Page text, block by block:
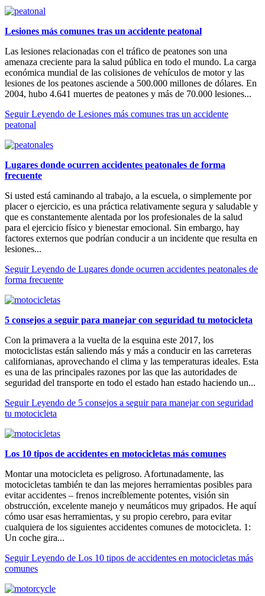
Lesiones más comunes tras un accidente peatonal
Las lesiones relacionadas con el tráfico de peatones son una
amenaza creciente para la salud pública en todo el mundo. La carga
económica mundial de las colisiones de vehículos de motor y las
lesiones de los peatones asciende a 500.000 millones de dólares. En
2004, hubo 4.641 muertes de peatones y más de 70.000 lesiones...
Seguir Leyendo de Lesiones más comunes tras un accidente
peatonal
Lugares donde ocurren accidentes peatonales de forma
frecuente
Si usted está caminando al trabajo, a la escuela, o simplemente por
placer o ejercicio, es una práctica relativamente segura y saludable y
que es constantemente alentada por los profesionales de la salud
para el ejercicio físico y bienestar emocional. Sin embargo, hay
factores externos que podrían conducir a un incidente que resulta en
lesiones...
Seguir Leyendo de Lugares donde ocurren accidentes peatonales de
forma frecuente
5 consejos a seguir para manejar con seguridad tu motocicleta
Con la primavera a la vuelta de la esquina este 2017, los
motociclistas están saliendo más y más a conducir en las carreteras
californianas, aprovechando el clima y las temperaturas ideales. Esta
es una de las principales razones por las que las autoridades de
seguridad del transporte en todo el estado han estado haciendo un...
Seguir Leyendo de 5 consejos a seguir para manejar con seguridad
tu motocicleta
Los 10 tipos de accidentes en motocicletas más comunes
Montar una motocicleta es peligroso. Afortunadamente, las
motocicletas también te dan las mejores herramientas posibles para
evitar accidentes – frenos increíblemente potentes, visión sin
obstrucción, excelente manejo y neumáticos muy gripados. He aquí
cómo usar esas herramientas, y su propio cerebro, para evitar
cualquiera de los siguientes accidentes comunes de motocicleta. 1:
Un coche gira...
Seguir Leyendo de Los 10 tipos de accidentes en motocicletas más
comunes